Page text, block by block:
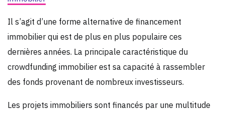
Il s’agit d’une forme alternative de financement
immobilier qui est de plus en plus populaire ces
dernières années. La principale caractéristique du
crowdfunding immobilier est sa capacité à rassembler
des fonds provenant de nombreux investisseurs.
Les projets immobiliers sont financés par une multitude